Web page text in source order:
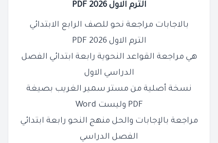
الترم الاول 2026 PDF
بالاجابات مراجعة نحو للصف الرابع الابتدائي
الترم الاول 2026 PDF
هي مراجعة القواعد النحوية رابعة ابتدائي الفصل
الدراسي الاول
نسخة أصلية من مستر سمير الغريب بصيغة
PDF وليست Word
مراجعة بالإجابات والحل منهج النحو رابعة ابتدائي
الفصل الدراسي